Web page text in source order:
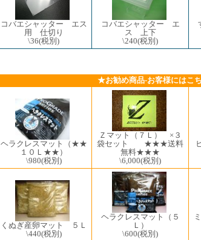
コバエシャッター エス
用 仕切り
\36(税別)
コバエシャッター エ
ス 上下
\240(税別)
★お勧め商品-お客様にはこ
ヘラクレスマット（★★
１０Ｌ★★）
\980(税別)
Ｚマット（７Ｌ） ×３
袋セット ★★★送料
無料★★★
\6,000(税別)
くぬぎ産卵マット ５Ｌ
\440(税別)
ヘラクレスマット（５
Ｌ）
\600(税別)